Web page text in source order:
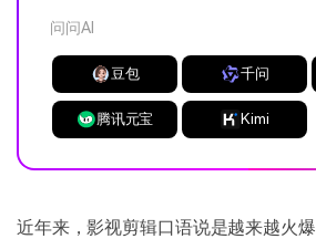
问问AI
豆包 千问
腾讯元宝 Kimi
近年来，影视剪辑口语说是越来越火